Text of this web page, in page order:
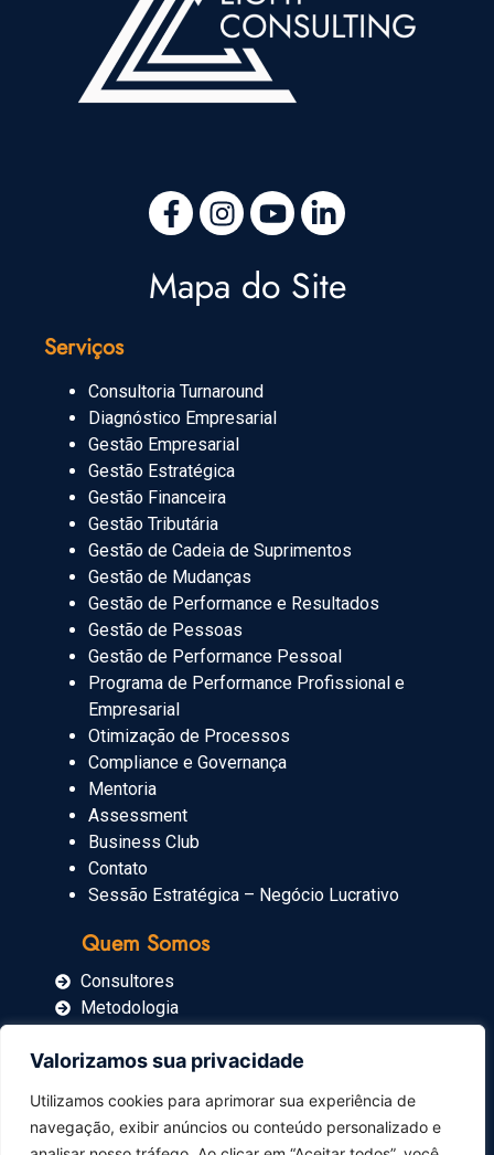
Valorizamos sua privacidade
Utilizamos cookies para aprimorar sua experiência de
navegação, exibir anúncios ou conteúdo personalizado e
Mapa do Site
Quem Somos
Consultores
Metodologia
Blog
Imprensa
Carrinho
Serviços
Consultoria Turnaround
Diagnóstico Empresarial
Gestão Empresarial
Gestão Estratégica
Gestão Financeira
Gestão Tributária
Gestão de Cadeia de Suprimentos
Gestão de Mudanças
Gestão de Performance e Resultados
Gestão de Pessoas
Gestão de Performance Pessoal
Programa de Performance Profissional e
Empresarial
Otimização de Processos
Compliance e Governança
Mentoria
Assessment
Business Club
Contato
Sessão Estratégica – Negócio Lucrativo